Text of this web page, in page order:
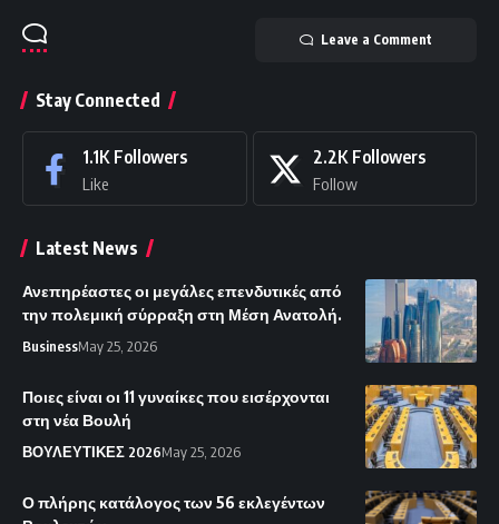
Leave a Comment
Stay Connected
1.1K Followers
Like
2.2K Followers
Follow
Latest News
Ανεπηρέαστες οι μεγάλες επενδυτικές από
την πολεμική σύρραξη στη Μέση Ανατολή.
BusinessMay 25, 2026
Ποιες είναι οι 11 γυναίκες που εισέρχονται
στη νέα Βουλή
ΒΟΥΛΕΥΤΙΚΕΣ 2026May 25, 2026
Ο πλήρης κατάλογος των 56 εκλεγέντων